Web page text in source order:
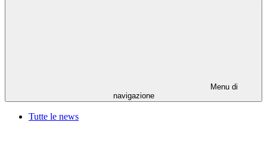
Menu di
navigazione
Tutte le news